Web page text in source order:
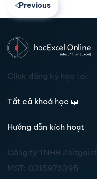
Previous
Click đăng ký học tại:
Tất cả khoá học 📖
Hướng dẫn kích hoạt
Công ty TNHH Zeitgeist
MST: 0315976395